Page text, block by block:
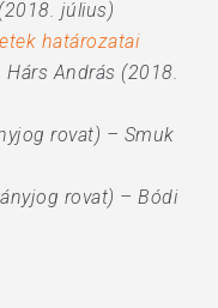
július)
határozatai
András (2018.
rovat) – Smuk
rovat) – Bódi